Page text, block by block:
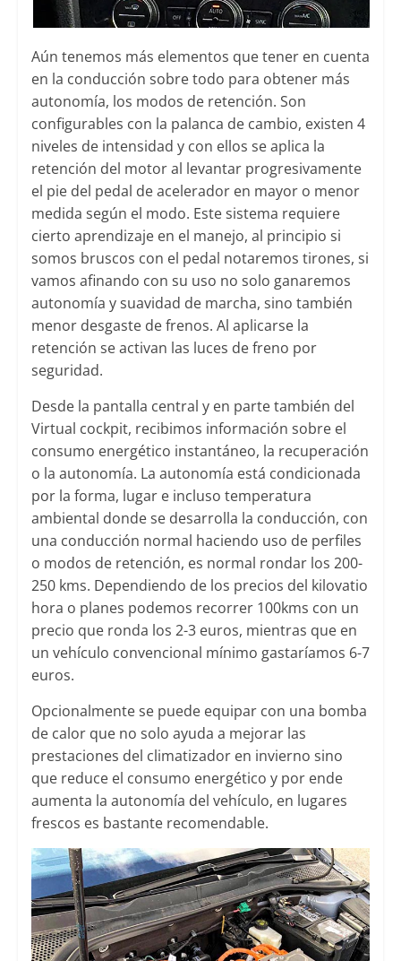
Aún tenemos más elementos que tener en cuenta
en la conducción sobre todo para obtener más
autonomía, los modos de retención. Son
configurables con la palanca de cambio, existen 4
niveles de intensidad y con ellos se aplica la
retención del motor al levantar progresivamente
el pie del pedal de acelerador en mayor o menor
medida según el modo. Este sistema requiere
cierto aprendizaje en el manejo, al principio si
somos bruscos con el pedal notaremos tirones, si
vamos afinando con su uso no solo ganaremos
autonomía y suavidad de marcha, sino también
menor desgaste de frenos. Al aplicarse la
retención se activan las luces de freno por
seguridad.
Desde la pantalla central y en parte también del
Virtual cockpit, recibimos información sobre el
consumo energético instantáneo, la recuperación
o la autonomía. La autonomía está condicionada
por la forma, lugar e incluso temperatura
ambiental donde se desarrolla la conducción, con
una conducción normal haciendo uso de perfiles
o modos de retención, es normal rondar los 200-
250 kms. Dependiendo de los precios del kilovatio
hora o planes podemos recorrer 100kms con un
precio que ronda los 2-3 euros, mientras que en
un vehículo convencional mínimo gastaríamos 6-7
euros.
Opcionalmente se puede equipar con una bomba
de calor que no solo ayuda a mejorar las
prestaciones del climatizador en invierno sino
que reduce el consumo energético y por ende
aumenta la autonomía del vehículo, en lugares
frescos es bastante recomendable.